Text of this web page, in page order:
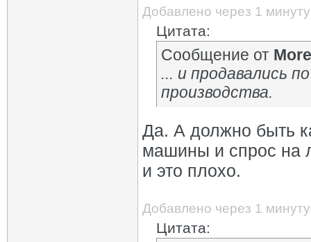
Добавлено через 1 минуту
Цитата:
Сообщение от More
... и продавались
производства.
Да. А должно быть
машины и спрос на
и это плохо.
Добавлено через 1 минуту
Цитата: